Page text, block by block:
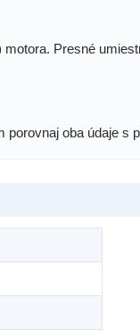
Presné
oba údaje s